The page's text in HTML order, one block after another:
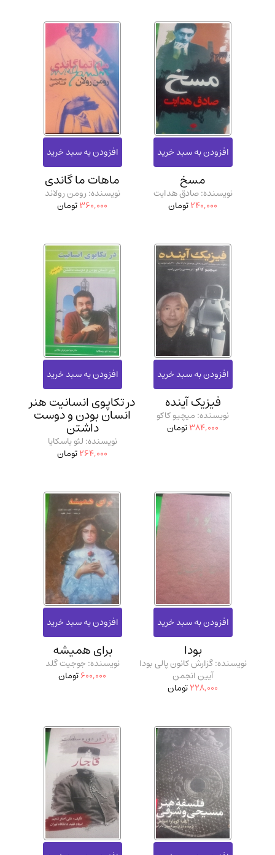
مسخ
نویسنده: صادق هدایت
240,000تومان
ماهات ما گاندی
نویسنده: رومن رولاند
360,000تومان
فیزیک آینده
نویسنده: میچیو کاکو
384,000تومان
در تکاپوی انسانیت هنر
انسان بودن و دوست
داشتن
نویسنده: لئو باسکایا
264,000تومان
بودا
نویسنده: گزارش کانون پالی بودا
آیین انجمن
228,000تومان
برای همیشه
نویسنده: جوجیت گلد
600,000تومان